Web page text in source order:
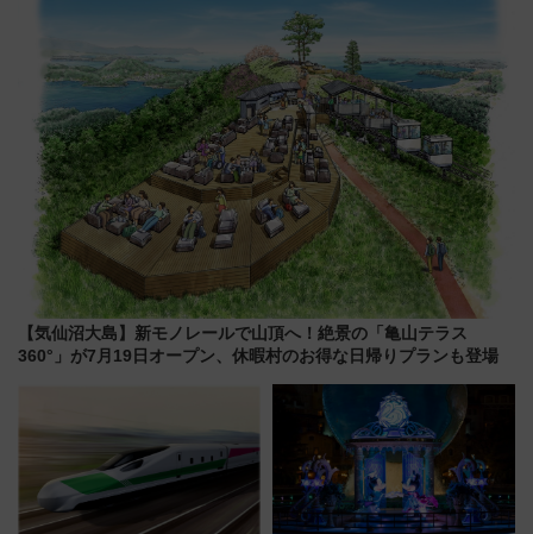
【気仙沼大島】新モノレールで山頂へ！絶景の「亀山テラス
360°」が7月19日オープン、休暇村のお得な日帰りプランも登場